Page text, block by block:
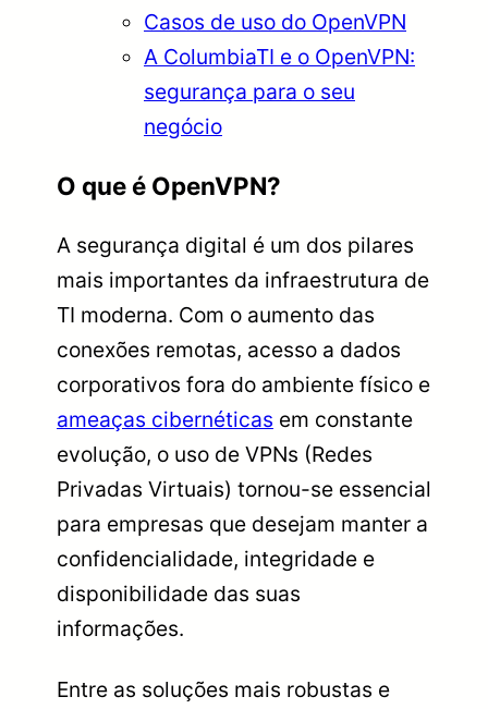
Casos de uso do OpenVPN
A ColumbiaTI e o OpenVPN:
segurança para o seu
negócio
O que é OpenVPN?
A segurança digital é um dos pilares
mais importantes da infraestrutura de
TI moderna. Com o aumento das
conexões remotas, acesso a dados
corporativos fora do ambiente físico e
ameaças cibernéticas em constante
evolução, o uso de VPNs (Redes
Privadas Virtuais) tornou-se essencial
para empresas que desejam manter a
confidencialidade, integridade e
disponibilidade das suas
informações.
Entre as soluções mais robustas e